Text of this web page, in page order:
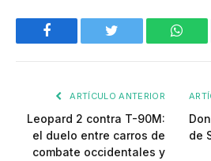
Facebook Twitter
ARTÍCULO ANTERIOR
Leopard 2 contra T-90M:
el duelo entre carros de
combate occidentales y
de